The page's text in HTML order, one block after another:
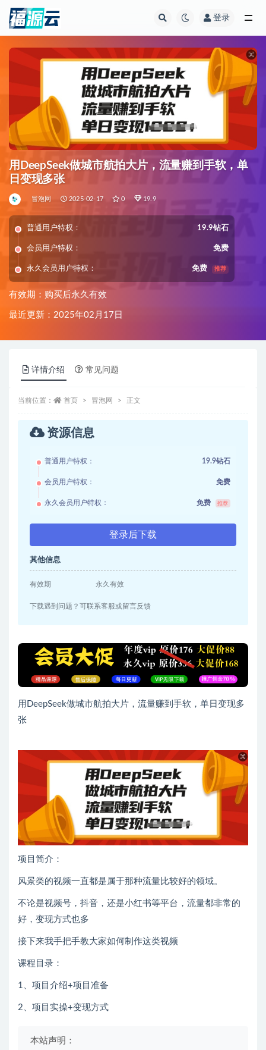
登录
用DeepSeek做城市航拍大片，流量赚到手软，单
日变现多张
冒泡网 2025-02-17 0 19.9
普通用户特权： 19.9钻石
会员用户特权： 免费
永久会员用户特权： 免费 推荐
有效期：购买后永久有效
最近更新：2025年02月17日
详情介绍 常见问题
当前位置： 首页 冒泡网 正文
资源信息
普通用户特权： 19.9钻石
会员用户特权： 免费
永久会员用户特权： 免费 推荐
登录后下载
其他信息
有效期 永久有效
下载遇到问题？可联系客服或留言反馈
用DeepSeek做城市航拍大片，流量赚到手软，单日变现多
张
项目简介：
风景类的视频一直都是属于那种流量比较好的领域。
不论是视频号，抖音，还是小红书等平台，流量都非常的
好，变现方式也多
接下来我手把手教大家如何制作这类视频
课程目录：
1、项目介绍+项目准备
2、项目实操+变现方式
本站声明：